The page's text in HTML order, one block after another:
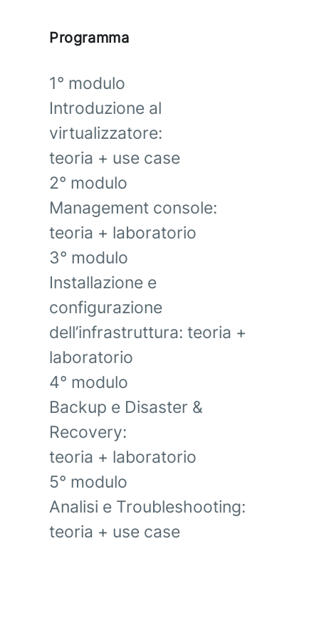
Programma
1° modulo
Introduzione al
virtualizzatore:
teoria + use case
2° modulo
Management console:
teoria + laboratorio
3° modulo
Installazione e
configurazione
dell’infrastruttura: teoria +
laboratorio
4° modulo
Backup e Disaster &
Recovery:
teoria + laboratorio
5° modulo
Analisi e Troubleshooting:
teoria + use case